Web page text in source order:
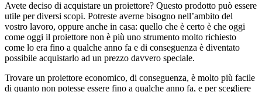
Avete deciso di acquistare un proiettore? Questo prodotto può essere
utile per diversi scopi. Potreste averne bisogno nell’ambito del
vostro lavoro, oppure anche in casa: quello che è certo è che oggi
come oggi il proiettore non è più uno strumento molto richiesto
come lo era fino a qualche anno fa e di conseguenza è diventato
possibile acquistarlo ad un prezzo davvero speciale.
Trovare un proiettore economico, di conseguenza, è molto più facile
di quanto non potesse essere fino a qualche anno fa, e per scegliere